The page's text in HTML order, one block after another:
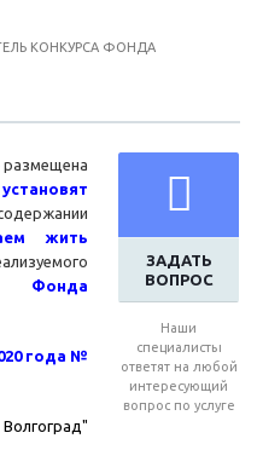
КОНКУРСА ФОНДА
ЗАДАТЬ
ВОПРОС
Наши
специалисты
ответят на любой
интересующий
вопрос по услуге
размещена
жить
Фонда
года №